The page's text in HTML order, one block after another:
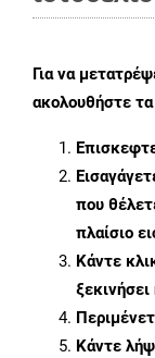
Για να
ακολουθήστε
που
πλαίσιο
Κάντε
Κάντε